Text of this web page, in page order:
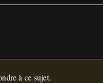
à ce sujet.